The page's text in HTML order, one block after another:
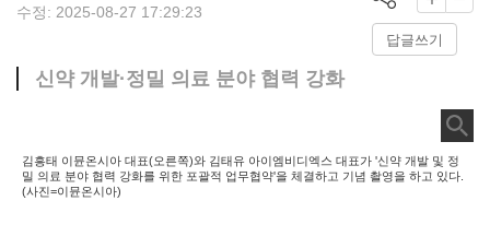
수정: 2025-08-27 17:29:23
답글쓰기
신약 개발·정밀 의료 분야 협력 강화
김흥태 이뮨온시아 대표(오른쪽)와 김태유 아이엠비디엑스 대표가 '신약 개발 및 정
밀 의료 분야 협력 강화를 위한 포괄적 업무협약'을 체결하고 기념 촬영을 하고 있다.
(사진=이뮨온시아)